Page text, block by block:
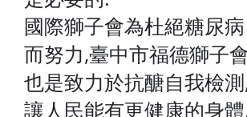
國際獅子會為杜絕糖尿病
而努力,臺中市福德獅子
也是致力於抗醣自我檢
讓人民能有更健康的身